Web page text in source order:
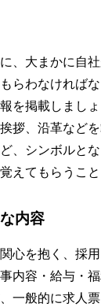
、大まかに自
らわなければ
を掲載しまし
拶、沿革などを
、シンボルと
えてもらうこと
内容
心を抱く、採
内容・給与・
一般的に求人